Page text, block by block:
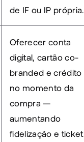
de IF ou IP própria.
Oferecer conta
digital, cartão co-
branded e crédito
no momento da
compra —
aumentando
fidelização e ticket